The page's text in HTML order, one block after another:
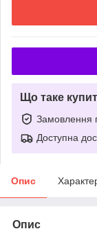
Що таке
Замовлення
Доступна
Опис
Опис